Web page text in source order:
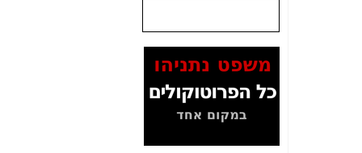
המסמכים בנושא בזק-
Yes (תיק 4000)
לאיש הלא נכון! -כאן
עובדות ומסמכים